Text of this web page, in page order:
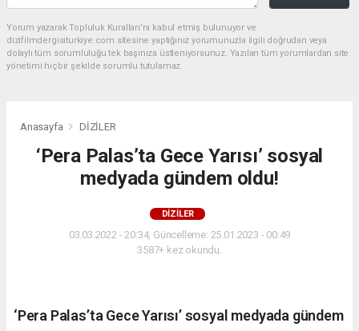
Yorum yazarak Topluluk Kuralları’nı kabul etmiş bulunuyor ve
dizifilmdergisiturkiye.com sitesine yaptığınız yorumunuzla ilgili doğrudan veya
dolaylı tüm sorumluluğu tek başınıza üstleniyorsunuz. Yazılan tüm yorumlardan site
yönetimi hiçbir şekilde sorumlu tutulamaz.
Anasayfa DİZİLER
‘Pera Palas’ta Gece Yarısı’ sosyal
medyada gündem oldu!
DİZİLER
03.03.2022 - 20:34, Güncelleme: 25.01.2023 - 00:49
3587+ kez okundu.
‘Pera Palas’ta Gece Yarısı’ sosyal medyada gündem